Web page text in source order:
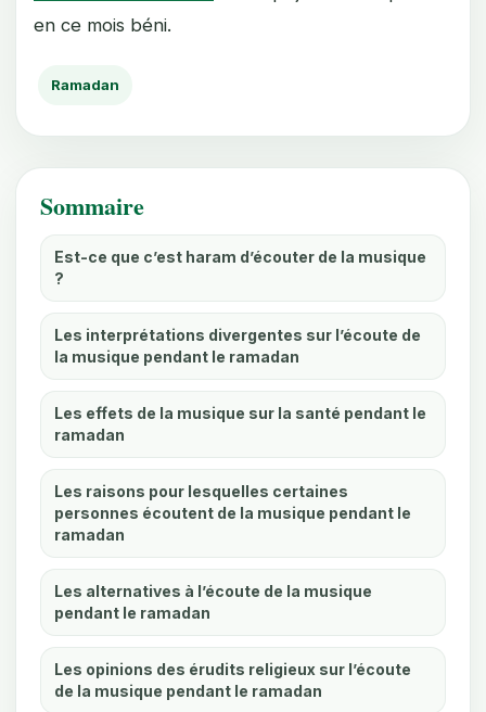
en ce mois béni.
Ramadan
Sommaire
Est-ce que c’est haram d’écouter de la musique
?
Les interprétations divergentes sur l’écoute de
la musique pendant le ramadan
Les effets de la musique sur la santé pendant le
ramadan
Les raisons pour lesquelles certaines
personnes écoutent de la musique pendant le
ramadan
Les alternatives à l’écoute de la musique
pendant le ramadan
Les opinions des érudits religieux sur l’écoute
de la musique pendant le ramadan